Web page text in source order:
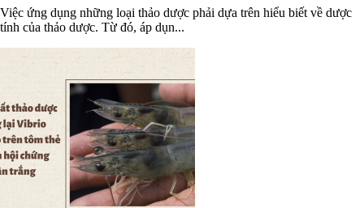
Việc ứng dụng những loại thảo dược phải dựa trên hiểu biết về dược
tính của thảo dược. Từ đó, áp dụn...